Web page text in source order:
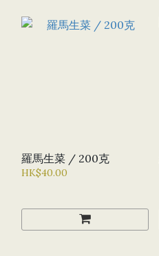
羅馬生菜 / 200克
HK$40.00